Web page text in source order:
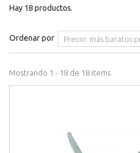
Hay 18 productos.
Ordenar por
Mostrando 1 - 18 de 18 items